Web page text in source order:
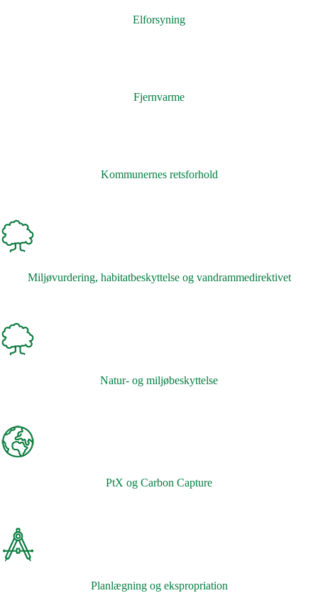
Elforsyning
Fjernvarme
Kommunernes retsforhold
Miljøvurdering, habitatbeskyttelse og vandrammedirektivet
Natur- og miljøbeskyttelse
PtX og Carbon Capture
Planlægning og ekspropriation